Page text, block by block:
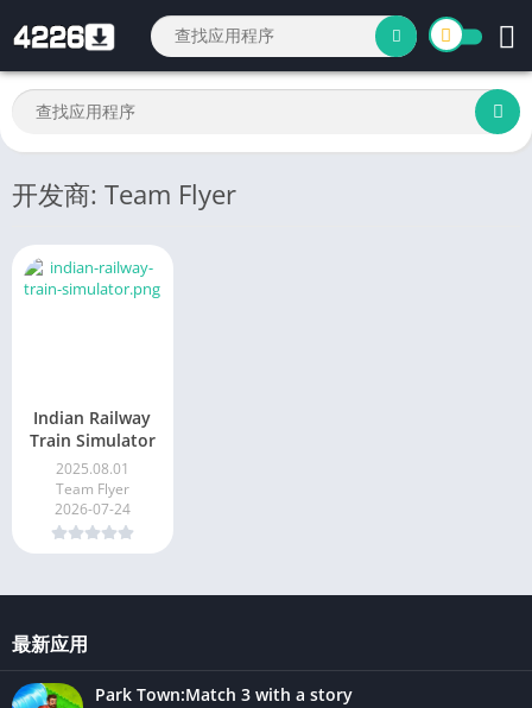
开发商: Team Flyer
Indian Railway
Train Simulator
2025.08.01
Team Flyer
2026-07-24
最新应用
Park Town:Match 3 with a story